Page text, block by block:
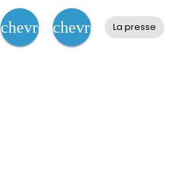
chevron_leftchevron_right
La presse